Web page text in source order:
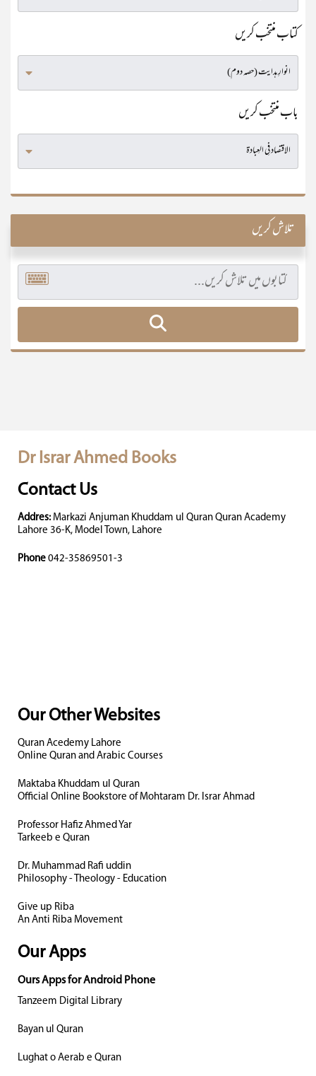
کتاب منتخب کریں
باب منتخب کریں
تلاش کریں
Dr Israr Ahmed Books
Contact Us
Addres: Markazi Anjuman Khuddam ul Quran Quran Academy
Lahore 36-K, Model Town, Lahore
Phone 042-35869501-3
Our Other Websites
Quran Acedemy Lahore
Online Quran and Arabic Courses
Maktaba Khuddam ul Quran
Official Online Bookstore of Mohtaram Dr. Israr Ahmad
Professor Hafiz Ahmed Yar
Tarkeeb e Quran
Dr. Muhammad Rafi uddin
Philosophy - Theology - Education
Give up Riba
An Anti Riba Movement
Our Apps
Ours Apps for Android Phone
Tanzeem Digital Library
Bayan ul Quran
Lughat o Aerab e Quran